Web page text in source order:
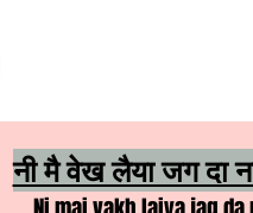
नी मै वेख लैया जग दा